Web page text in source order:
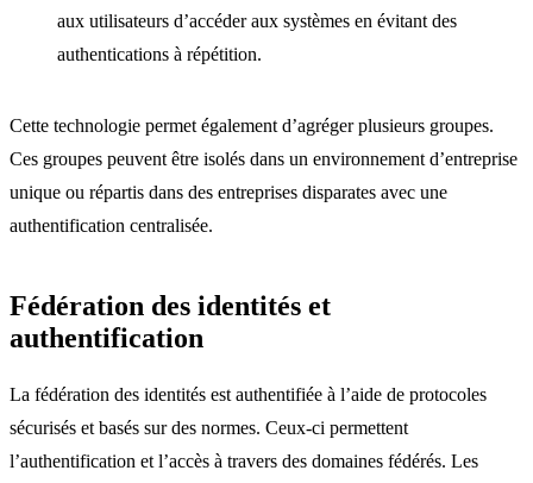
aux utilisateurs d’accéder aux systèmes en évitant des
authentications à répétition.
Cette technologie permet également d’agréger plusieurs groupes.
Ces groupes peuvent être isolés dans un environnement d’entreprise
unique ou répartis dans des entreprises disparates avec une
authentification centralisée.
Fédération des identités et
authentification
La fédération des identités est authentifiée à l’aide de protocoles
sécurisés et basés sur des normes. Ceux-ci permettent
l’authentification et l’accès à travers des domaines fédérés. Les